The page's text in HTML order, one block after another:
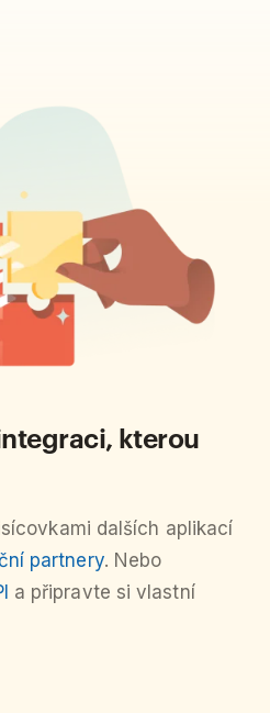
kterou
dalších aplikací
partnery. Nebo
a připravte si vlastní